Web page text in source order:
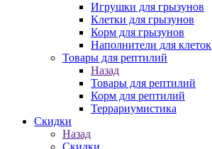
Игрушки для грызунов
Клетки для грызунов
Корм для грызунов
Наполнители для клеток
Товары для рептилий
Назад
Товары для рептилий
Корм для рептилий
Террариумистика
Скидки
Назад
Скидки